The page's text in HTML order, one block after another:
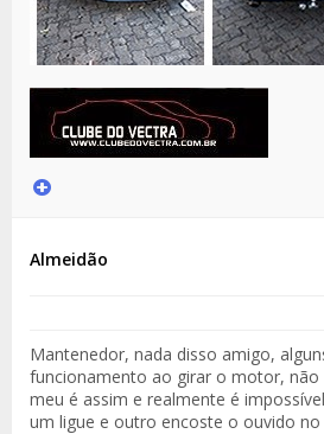
Almeidão
Mantenedor, nada disso amigo,
funcionamento ao girar o motor, não
meu é assim e realmente é
um ligue e outro encoste o ouvido